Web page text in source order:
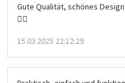
Gute Qualität, schönes Design
👍🏻
15.03.2025 22:12:29